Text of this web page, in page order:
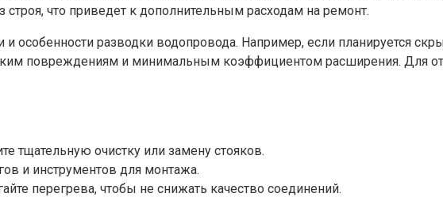
что приведет к дополнительным расходам на ремонт.
особенности разводки водопровода. Например, если планируется
повреждениям и минимальным коэффициентом расширения. Для
тщательную очистку или замену стояков.
и инструментов для монтажа.
перегрева, чтобы не снижать качество соединений.